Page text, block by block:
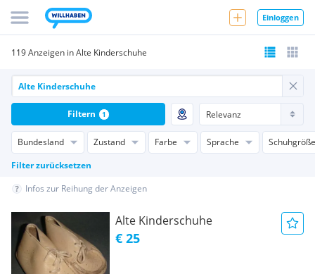
Einloggen
119 Anzeigen in Alte Kinderschuhe
Bundesland Zustand Farbe Sprache
Schuhgröße
Filter zurücksetzen
Filtern 1
Infos zur Reihung der Anzeigen
Alte Kinderschuhe
€ 25